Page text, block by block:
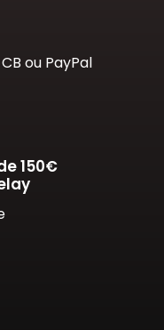
ou PayPal
150€